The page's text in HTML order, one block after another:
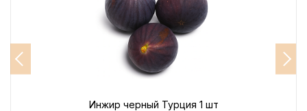
Инжир черный Турция 1 шт